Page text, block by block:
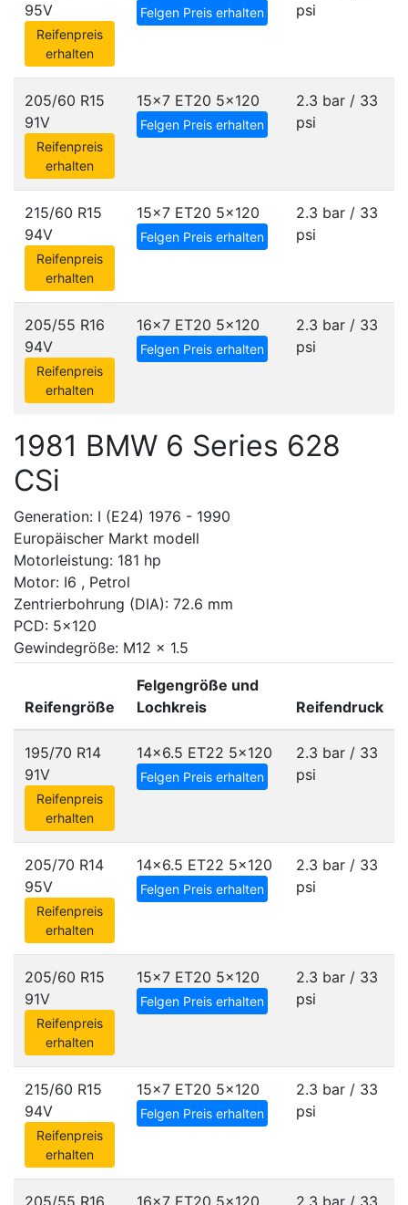
95V
Reifenpreis
erhalten
Felgen Preis erhalten
psi
205/60 R15
91V
Reifenpreis
erhalten
15x7 ET20 5x120
Felgen Preis erhalten
2.3 bar / 33
psi
215/60 R15
94V
Reifenpreis
erhalten
15x7 ET20 5x120
Felgen Preis erhalten
2.3 bar / 33
psi
205/55 R16
94V
Reifenpreis
erhalten
16x7 ET20 5x120
Felgen Preis erhalten
2.3 bar / 33
psi
1981 BMW 6 Series 628
CSi
Generation: I (E24) 1976 - 1990
Europäischer Markt modell
Motorleistung: 181 hp
Motor: I6 , Petrol
Zentrierbohrung (DIA): 72.6 mm
PCD: 5x120
Gewindegröße: M12 x 1.5
Reifengröße
Felgengröße und
Lochkreis
Reifendruck
195/70 R14
91V
Reifenpreis
erhalten
14x6.5 ET22 5x120
Felgen Preis erhalten
2.3 bar / 33
psi
205/70 R14
95V
Reifenpreis
erhalten
14x6.5 ET22 5x120
Felgen Preis erhalten
2.3 bar / 33
psi
205/60 R15
91V
Reifenpreis
erhalten
15x7 ET20 5x120
Felgen Preis erhalten
2.3 bar / 33
psi
215/60 R15
94V
Reifenpreis
erhalten
15x7 ET20 5x120
Felgen Preis erhalten
2.3 bar / 33
psi
205/55 R16 16x7 ET20 5x120 2.3 bar / 33